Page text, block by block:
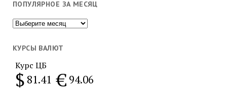
ПОПУЛЯРНОЕ ЗА МЕСЯЦ
Популярное
месяц
КУРСЫ ВАЛЮТ
Курс ЦБ
$ 81.41 € 94.06